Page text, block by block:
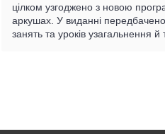
цілком узгоджено з новою
аркушах. У виданні
занять та уроків узагальнення й